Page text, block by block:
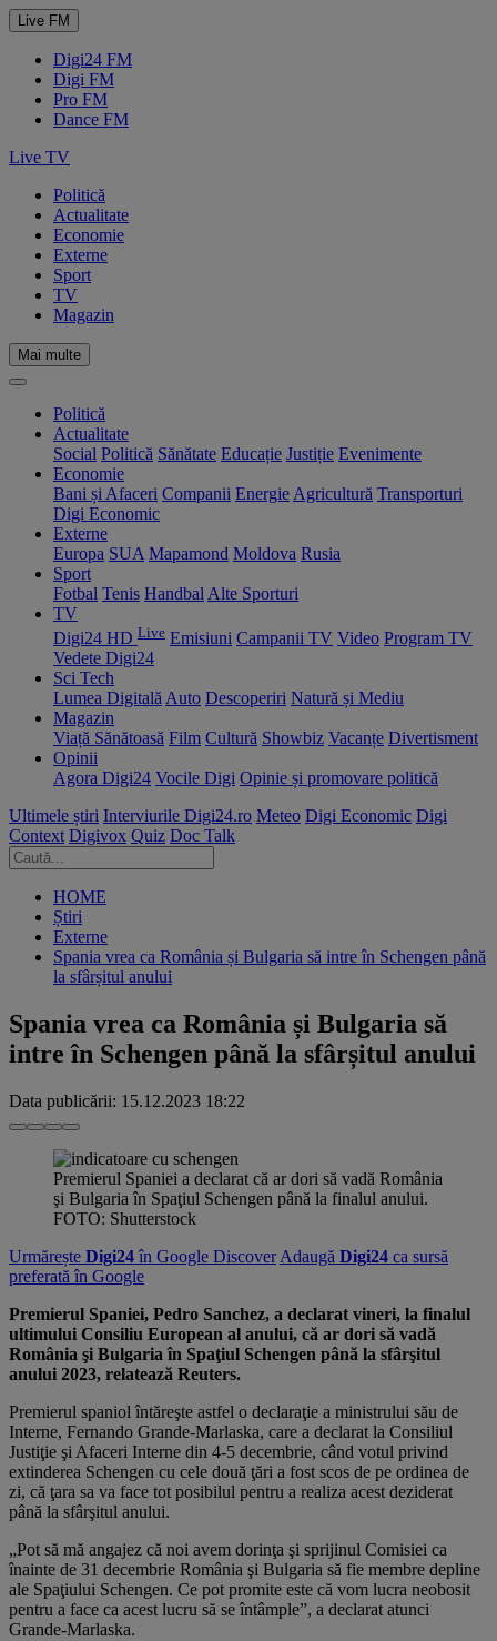
Live FM
Digi24 FM
Digi FM
Pro FM
Dance FM
Live TV
Politică
Actualitate
Economie
Externe
Sport
TV
Magazin
Mai multe
Politică
Actualitate
Social Politică Sănătate Educație Justiție Evenimente
Economie
Bani și Afaceri Companii Energie Agricultură Transporturi
Digi Economic
Externe
Europa SUA Mapamond Moldova Rusia
Sport
Fotbal Tenis Handbal Alte Sporturi
TV
Digi24 HD Live Emisiuni Campanii TV Video Program TV
Vedete Digi24
Sci Tech
Lumea Digitală Auto Descoperiri Natură și Mediu
Magazin
Viață Sănătoasă Film Cultură Showbiz Vacanțe Divertisment
Opinii
Agora Digi24 Vocile Digi Opinie și promovare politică
Ultimele știri Interviurile Digi24.ro Meteo Digi Economic Digi
Context Digivox Quiz Doc Talk
HOME
Știri
Externe
Spania vrea ca România și Bulgaria să intre în Schengen până
la sfârșitul anului
Spania vrea ca România și Bulgaria să
intre în Schengen până la sfârșitul anului
Data publicării: 15.12.2023 18:22
Premierul Spaniei a declarat că ar dori să vadă România
şi Bulgaria în Spaţiul Schengen până la finalul anului.
FOTO: Shutterstock
Urmărește Digi24 în Google Discover Adaugă Digi24 ca sursă
preferată în Google
Premierul Spaniei, Pedro Sanchez, a declarat vineri, la finalul
ultimului Consiliu European al anului, că ar dori să vadă
România şi Bulgaria în Spaţiul Schengen până la sfârşitul
anului 2023, relatează Reuters.
Premierul spaniol întăreşte astfel o declaraţie a ministrului său de
Interne, Fernando Grande-Marlaska, care a declarat la Consiliul
Justiţie şi Afaceri Interne din 4-5 decembrie, când votul privind
extinderea Schengen cu cele două ţări a fost scos de pe ordinea de
zi, că ţara sa va face tot posibilul pentru a realiza acest deziderat
până la sfârşitul anului.
„Pot să mă angajez că noi avem dorinţa şi sprijinul Comisiei ca
înainte de 31 decembrie România şi Bulgaria să fie membre depline
ale Spaţiului Schengen. Ce pot promite este că vom lucra neobosit
pentru a face ca acest lucru să se întâmple”, a declarat atunci
Grande-Marlaska.